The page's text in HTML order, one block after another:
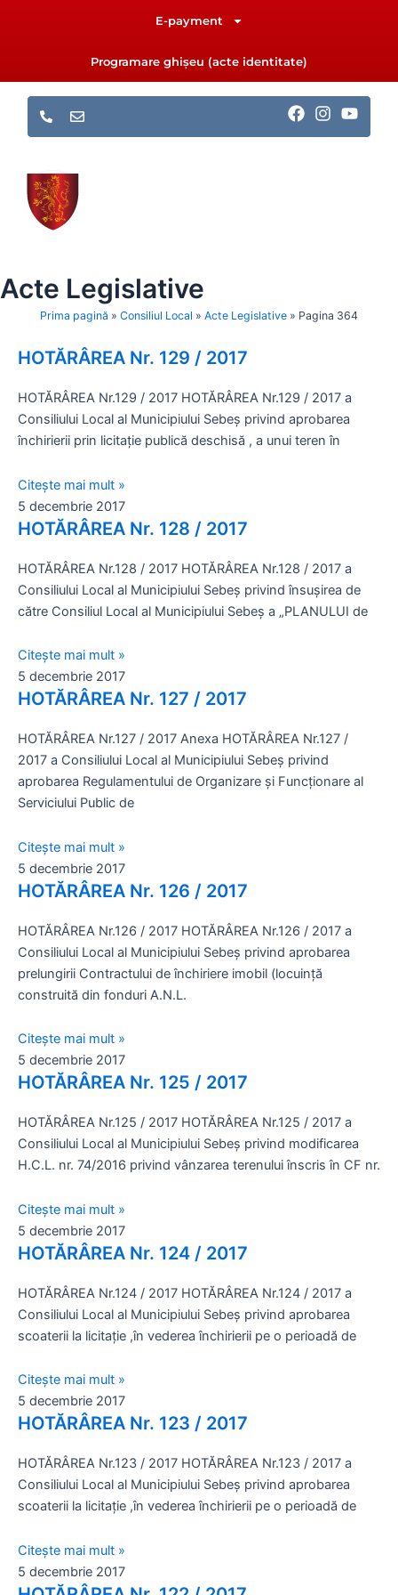
E-payment
Programare ghișeu (acte identitate)
F
I
Y
Acte Legislative
Prima pagină » Consiliul Local » Acte Legislative » Pagina 364
HOTĂRÂREA Nr. 129 / 2017
HOTĂRÂREA Nr.129 / 2017 HOTĂRÂREA Nr.129 / 2017 a
Consiliului Local al Municipiului Sebeş privind aprobarea
închirierii prin licitaţie publică deschisă , a unui teren în
Citește mai mult »
5 decembrie 2017
HOTĂRÂREA Nr. 128 / 2017
HOTĂRÂREA Nr.128 / 2017 HOTĂRÂREA Nr.128 / 2017 a
Consiliului Local al Municipiului Sebeş privind însuşirea de
către Consiliul Local al Municipiului Sebeş a „PLANULUI de
Citește mai mult »
5 decembrie 2017
HOTĂRÂREA Nr. 127 / 2017
HOTĂRÂREA Nr.127 / 2017 Anexa HOTĂRÂREA Nr.127 /
2017 a Consiliului Local al Municipiului Sebeş privind
aprobarea Regulamentului de Organizare şi Funcţionare al
Serviciului Public de
Citește mai mult »
5 decembrie 2017
HOTĂRÂREA Nr. 126 / 2017
HOTĂRÂREA Nr.126 / 2017 HOTĂRÂREA Nr.126 / 2017 a
Consiliului Local al Municipiului Sebeş privind aprobarea
prelungirii Contractului de închiriere imobil (locuinţă
construită din fonduri A.N.L.
Citește mai mult »
5 decembrie 2017
HOTĂRÂREA Nr. 125 / 2017
HOTĂRÂREA Nr.125 / 2017 HOTĂRÂREA Nr.125 / 2017 a
Consiliului Local al Municipiului Sebeş privind modificarea
H.C.L. nr. 74/2016 privind vânzarea terenului înscris în CF nr.
Citește mai mult »
5 decembrie 2017
HOTĂRÂREA Nr. 124 / 2017
HOTĂRÂREA Nr.124 / 2017 HOTĂRÂREA Nr.124 / 2017 a
Consiliului Local al Municipiului Sebeş privind aprobarea
scoaterii la licitaţie ,în vederea închirierii pe o perioadă de
Citește mai mult »
5 decembrie 2017
HOTĂRÂREA Nr. 123 / 2017
HOTĂRÂREA Nr.123 / 2017 HOTĂRÂREA Nr.123 / 2017 a
Consiliului Local al Municipiului Sebeş privind aprobarea
scoaterii la licitaţie ,în vederea închirierii pe o perioadă de
Citește mai mult »
5 decembrie 2017
PagePagePagePagePagePage Page